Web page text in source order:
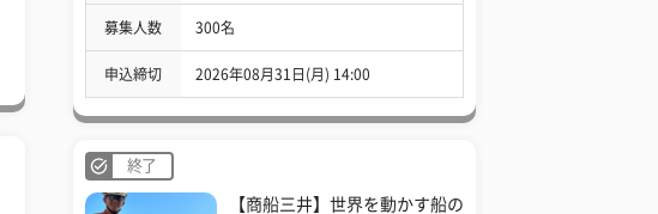
募集人数 300名
申込締切 2026年08月31日(月) 14:00
終了
【商船三井】世界を動かす船の